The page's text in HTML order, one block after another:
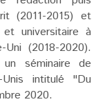
(2011-2015) et
universitaire à
(2018-2020).
séminaire de
intitulé "Du
2020.